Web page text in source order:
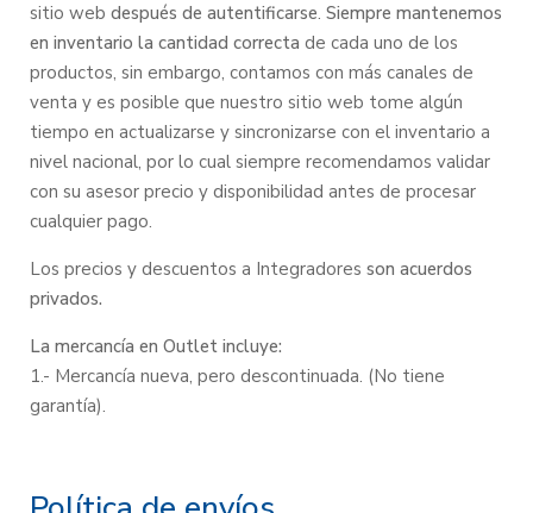
sitio web después de autentificarse. Siempre mantenemos
en inventario la cantidad correcta de cada uno de los
productos, sin embargo, contamos con más canales de
venta y es posible que nuestro sitio web tome algún
tiempo en actualizarse y sincronizarse con el inventario a
nivel nacional, por lo cual siempre recomendamos validar
con su asesor precio y disponibilidad antes de procesar
cualquier pago.
Los precios y descuentos a Integradores son acuerdos
privados.
La mercancía en Outlet incluye:
1.- Mercancía nueva, pero descontinuada. (No tiene
garantía).